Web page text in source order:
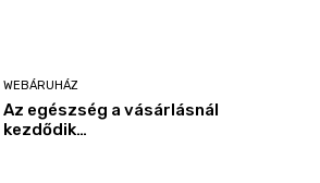
WEBÁRUHÁZ
Az egészség a vásárlásnál
kezdődik…